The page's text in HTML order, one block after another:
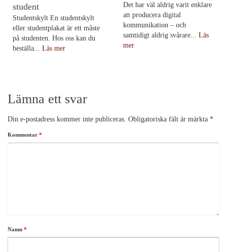
student
Studentskylt En studentskylt
eller studentplakat är ett måste
på studenten. Hos oss kan du
beställa... Läs mer
Det har väl aldrig varit enklare
att producera digital
kommunikation – och
samtidigt aldrig svårare... Läs
mer
Lämna ett svar
Din e-postadress kommer inte publiceras. Obligatoriska fält är märkta *
Kommentar *
Namn *